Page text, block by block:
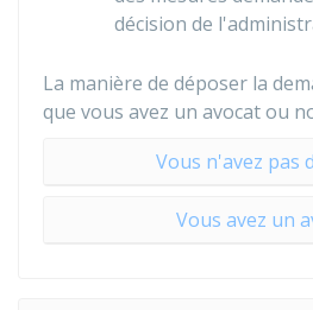
décision de
La manière de déposer la
que vous avez un avocat ou
Vous n'avez pas
Vous avez un